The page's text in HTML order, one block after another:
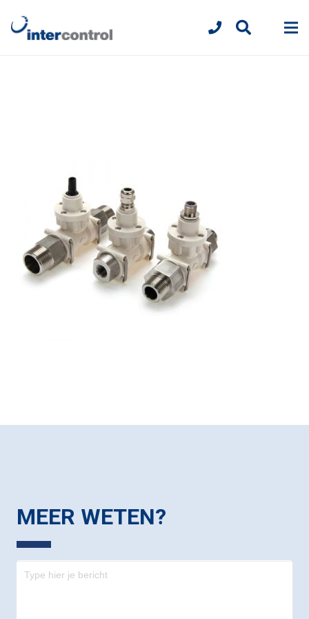
MEER WETEN?
Contact